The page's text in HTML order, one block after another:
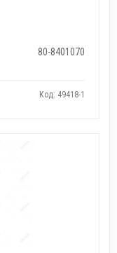
80-8401070
Код: 49418-1